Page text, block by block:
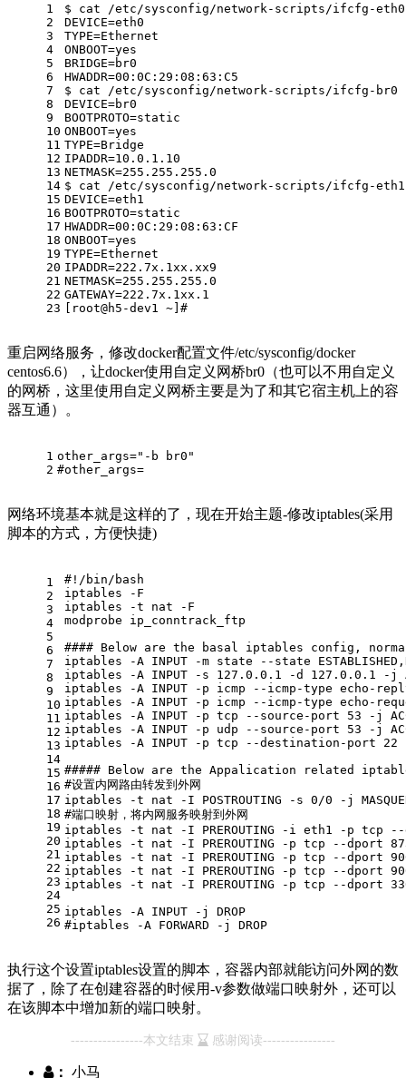
1
2
3
4
5
6
7
8
9
10
11
12
13
14
15
16
17
18
19
20
21
22
23
$ cat /etc/sysconfig/network-scripts/ifcfg-eth0
DEVICE=eth0
TYPE=Ethernet
ONBOOT=yes
BRIDGE=br0
HWADDR=00:0C:29:08:63:C5
$ cat /etc/sysconfig/network-scripts/ifcfg-br0
DEVICE=br0
BOOTPROTO=static
ONBOOT=yes
TYPE=Bridge
IPADDR=10.0.1.10
NETMASK=255.255.255.0
$ cat /etc/sysconfig/network-scripts/ifcfg-eth1
DEVICE=eth1
BOOTPROTO=static
HWADDR=00:0C:29:08:63:CF
ONBOOT=yes
TYPE=Ethernet
IPADDR=222.7x.1xx.xx9
NETMASK=255.255.255.0
GATEWAY=222.7x.1xx.1
[root@h5-dev1 ~] #
重启网络服务，修改docker配置文件/etc/sysconfig/docker
centos6.6），让docker使用自定义网桥br0（也可以不用自定义
的网桥，这里使用自定义网桥主要是为了和其它宿主机上的容
器互通）。
1
2
other_args="-b br0"
#other_args=
网络环境基本就是这样的了，现在开始主题-修改iptables(采用
脚本的方式，方便快捷)
1
2
3
4
5
6
7
8
9
10
11
12
13
14
15
16
17
18
19
20
21
22
23
24
25
26
#!/bin/bash
iptables -F
iptables -t nat -F
modprobe ip_conntrack_ftp
#### Below are the basal iptables config,
iptables -A INPUT -m state --state
iptables -A INPUT -s 127.0.0.1 -d 127.0.0.1 -j
iptables -A INPUT -p icmp --icmp-type echo -
iptables -A INPUT -p icmp --icmp-type echo -
iptables -A INPUT -p tcp -- source -port 53 -j
iptables -A INPUT -p udp -- source -port 53 -j
iptables -A INPUT -p tcp --destination-port 22 -j
##### Below are the Appalication related
#设置内网路由转发到外网
iptables -t nat -I POSTROUTING -s 0/0 -j
#端口映射，将内网服务映射到外网
iptables -t nat -I PREROUTING -i eth1 -p tcp
iptables -t nat -I PREROUTING -p tcp --dport
iptables -t nat -I PREROUTING -p tcp --dport
iptables -t nat -I PREROUTING -p tcp --dport
iptables -t nat -I PREROUTING -p tcp --dport
iptables -A INPUT -j DROP
#iptables -A FORWARD -j DROP
执行这个设置iptables设置的脚本，容器内部就能访问外网的数
据了，除了在创建容器的时候用-v参数做端口映射外，还可以
在该脚本中增加新的端口映射。
----------------本文结束 感谢阅读----------------
： 小马